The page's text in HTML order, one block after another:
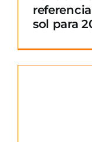
sol para